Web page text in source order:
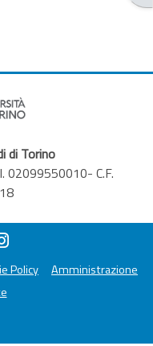
di Torino
02099550010- C.F.
Policy
Amministrazione